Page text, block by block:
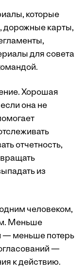
которые
дорожные карты,
для совета
Хорошая
она не
отчетность,
из
человеком,
Меньше
— меньше потерь
—
к действию.